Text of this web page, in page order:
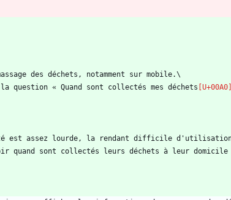
question « Quand sont collectés mes déchets